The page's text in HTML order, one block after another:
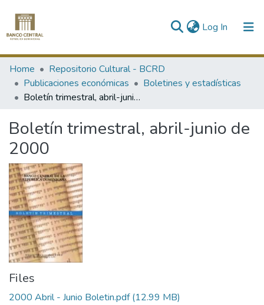
Log In (current)
Communities & Collections
All of DSpace
Home
Repositorio Cultural - BCRD
Publicaciones económicas
Boletines y estadísticas
Boletín trimestral, abril-junio de 2000
Boletín trimestral, abril-junio de
2000
Files
2000 Abril - Junio Boletin.pdf(12.99 MB)